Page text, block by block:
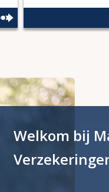
Welkom bij